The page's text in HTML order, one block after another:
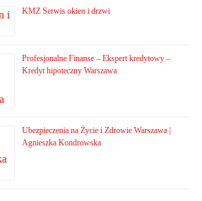
KMZ Serwis okien i drzwi
Profesjonalne Finanse – Ekspert kredytowy –
Kredyt hipoteczny Warszawa
Ubezpieczenia na Życie i Zdrowie Warszawa |
Agnieszka Kondrowska